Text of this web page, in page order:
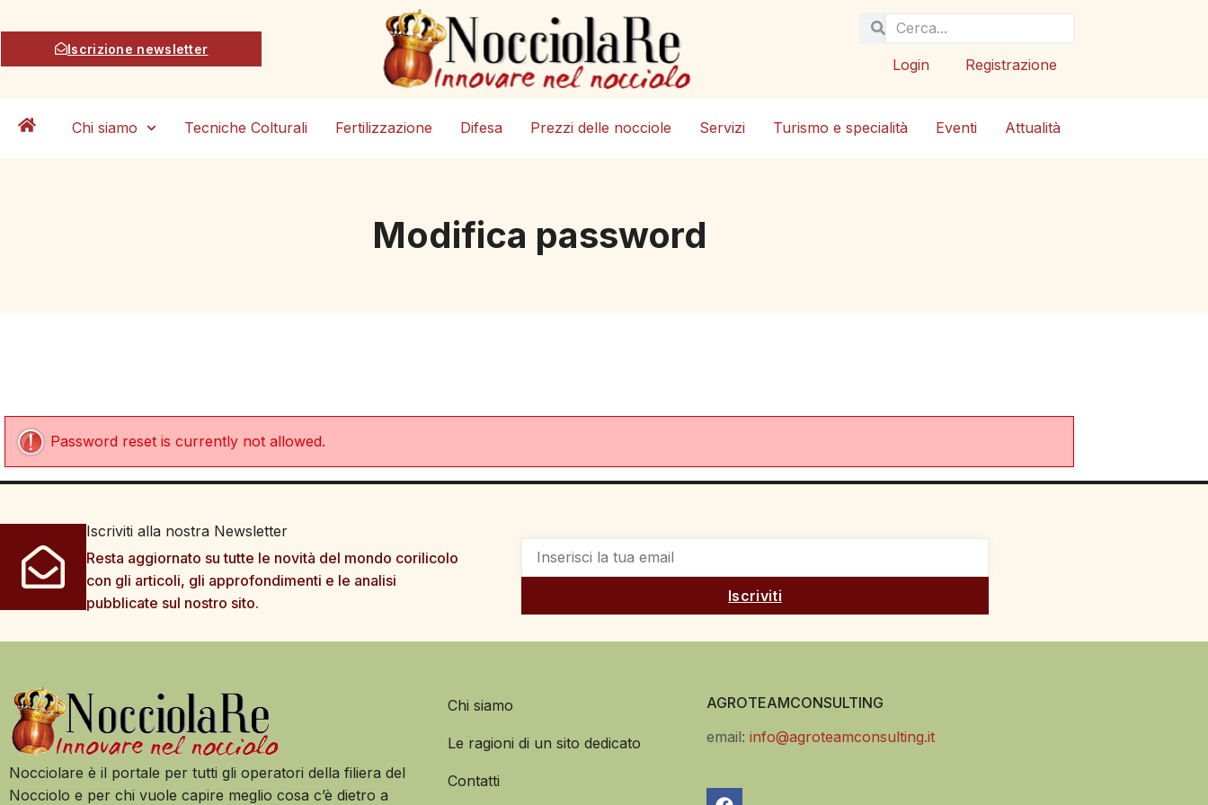
Iscrizione newsletter
Login Registrazione
Chi siamo Tecniche Colturali Fertilizzazione Difesa Prezzi delle nocciole Servizi Turismo e specialità Eventi Attualità
Modifica password
Password reset is currently not allowed.
Iscriviti alla nostra Newsletter
Resta aggiornato su tutte le novità del mondo corilicolo
con gli articoli, gli approfondimenti e le analisi
pubblicate sul nostro sito.
Iscriviti
Nocciolare è il portale per tutti gli operatori della filiera del
Nocciolo e per chi vuole capire meglio cosa c’è dietro a
Chi siamo
Le ragioni di un sito dedicato
Contatti
AGROTEAMCONSULTING
email:info@agroteamconsulting.it